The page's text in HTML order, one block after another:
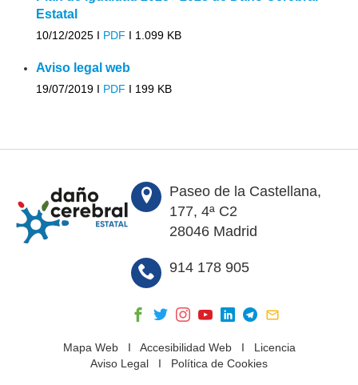
Estatal
10/12/2025 I PDF I 1.099 KB
Aviso legal web
19/07/2019 I PDF I 199 KB
Paseo de la Castellana,
177, 4ª C2
28046 Madrid
914 178 905
Mapa WebI Accesibilidad WebI Licencia
Aviso Legal I Política de Cookies